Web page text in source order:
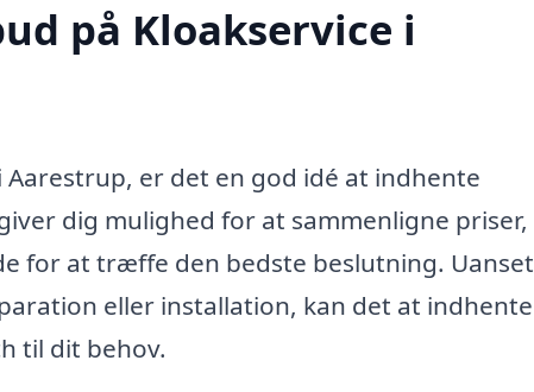
på Kloakservice i
er det en god idé at indhente
dig mulighed for at sammenligne priser,
for at træffe den bedste beslutning. Uanset
eller installation, kan det at indhente
til dit behov.